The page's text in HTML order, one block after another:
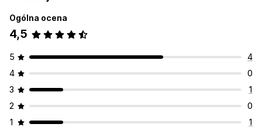
Ogólna ocena
4,5
5
4
4
0
3
1
2
0
1
1